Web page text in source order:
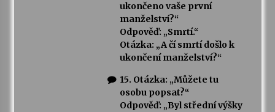
ukončeno vaše první
manželství?“
Odpověď: „Smrtí.“
Otázka: „A čí smrtí došlo k
ukončení manželství?“
15. Otázka: „Můžete tu
osobu popsat?“
Odpověď: „Byl střední výšky